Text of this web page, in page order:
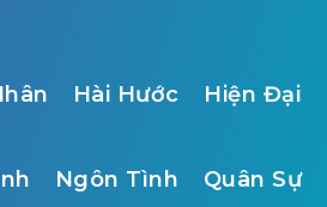
Hài Hước Hiện Đại
Ngôn Tình Quân Sự